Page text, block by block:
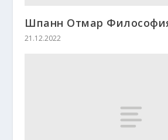
Шпанн Отмар
21.12.2022